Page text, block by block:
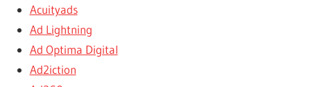
Acuityads
Ad Lightning
Ad Optima Digital
Ad2iction